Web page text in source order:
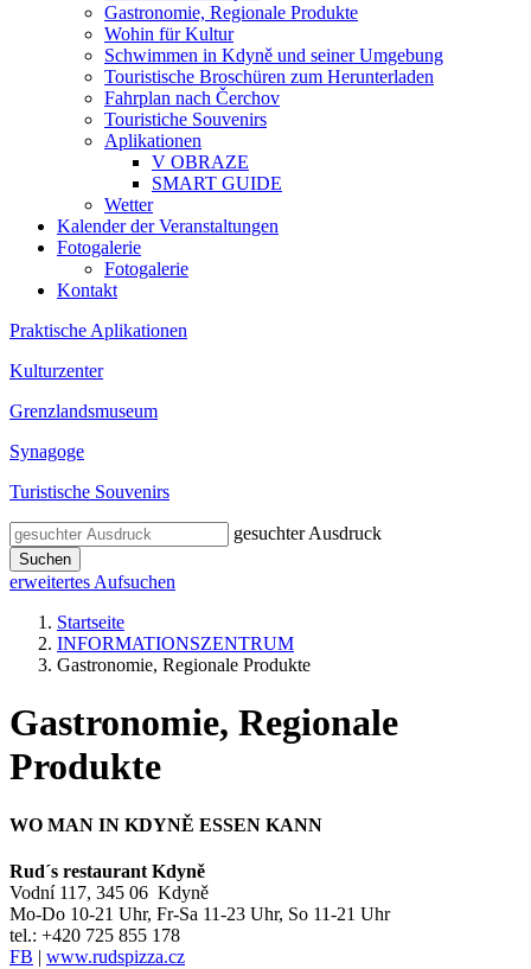
Gastronomie, Regionale Produkte
Wohin für Kultur
Schwimmen in Kdyně und seiner Umgebung
Touristische Broschüren zum Herunterladen
Fahrplan nach Čerchov
Touristiche Souvenirs
Aplikationen
V OBRAZE
SMART GUIDE
Wetter
Kalender der Veranstaltungen
Fotogalerie
Fotogalerie
Kontakt
Praktische Aplikationen
Kulturzenter
Grenzlandsmuseum
Synagoge
Turistische Souvenirs
gesuchter Ausdruck
Suchen
erweitertes Aufsuchen
Startseite
INFORMATIONSZENTRUM
Gastronomie, Regionale Produkte
Gastronomie, Regionale
Produkte
WO MAN IN KDYNĚ ESSEN KANN
Rud´s restaurant Kdyně
Vodní 117, 345 06 Kdyně
Mo-Do 10-21 Uhr, Fr-Sa 11-23 Uhr, So 11-21 Uhr
tel.: +420 725 855 178
FB | www.rudspizza.cz